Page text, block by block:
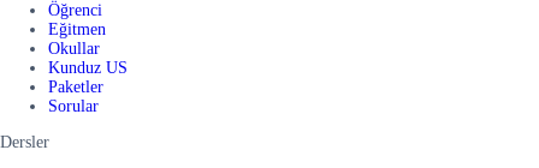
Öğrenci
Eğitmen
Okullar
Kunduz US
Paketler
Sorular
Dersler